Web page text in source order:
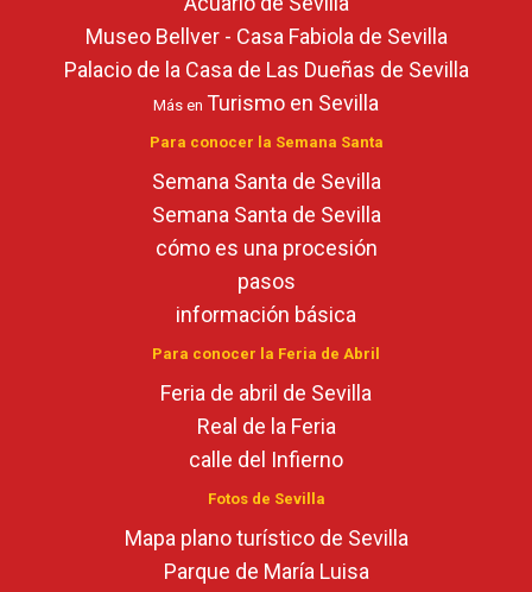
Museo Bellver - Casa Fabiola de Sevilla
Palacio de la Casa de Las Dueñas de Sevilla
Más en Turismo en Sevilla
Para conocer la Semana Santa
Semana Santa de Sevilla
Semana Santa de Sevilla
cómo es una procesión
pasos
información básica
Para conocer la Feria de Abril
Feria de abril de Sevilla
Real de la Feria
calle del Infierno
Fotos de Sevilla
Mapa plano turístico de Sevilla
Parque de María Luisa